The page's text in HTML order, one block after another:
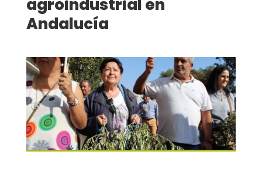
agroindustrial en
Andalucía